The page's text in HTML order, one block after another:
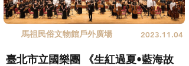
馬祖民俗文物館戶外廣場 2023.11.04
臺北市立國樂團 《生紅過夏•藍海故